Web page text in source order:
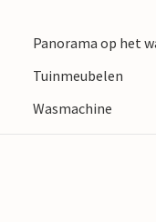
Panorama op het
Tuinmeubelen
Wasmachine